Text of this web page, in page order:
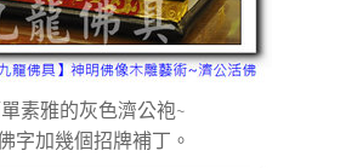
素雅的灰色濟公袍~
字加幾個招牌補丁。